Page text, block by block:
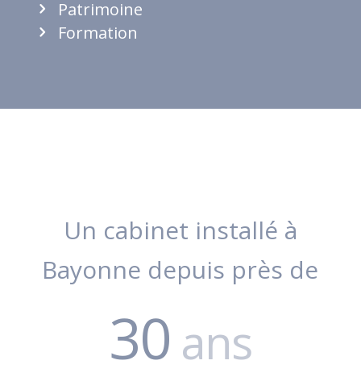
Patrimoine
Formation
Un cabinet installé à
Bayonne depuis près de
30 ans